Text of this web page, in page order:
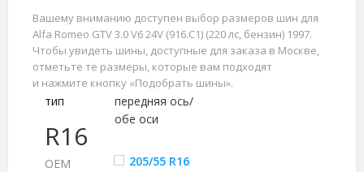
Вашему вниманию доступен выбор размеров шин для
Alfa Romeo GTV 3.0 V6 24V (916.C1) (220 лс, бензин) 1997.
Чтобы увидеть шины, доступные для заказа в Москве,
отметьте те размеры, которые вам подходят
и нажмите кнопку «Подобрать шины».
R16
тип
передняя ось/
обе оси
ОЕМ 205/55 R16